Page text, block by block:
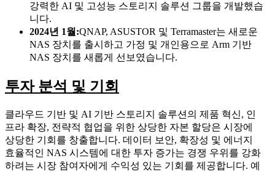
강력한 AI 및 고성능 스토리지 솔루션 그룹을 개발했습
니다.
2024년 1월:QNAP, ASUSTOR 및 Terramaster는 새로운
NAS 장치를 출시하고 가정 및 개인용으로 Arm 기반
NAS 장치를 새롭게 선보였습니다.
투자 분석 및 기회
클라우드 기반 및 AI 기반 스토리지 솔루션의 제품 혁신, 인
프라 확장, 전략적 협업을 위한 상당한 자본 할당은 시장에
상당한 기회를 창출합니다. 데이터 보안, 확장성 및 에너지
효율적인 NAS 시스템에 대한 투자 증가는 경쟁 우위를 강화
하려는 시장 참여자에게 수익성 있는 기회를 제공합니다. 예